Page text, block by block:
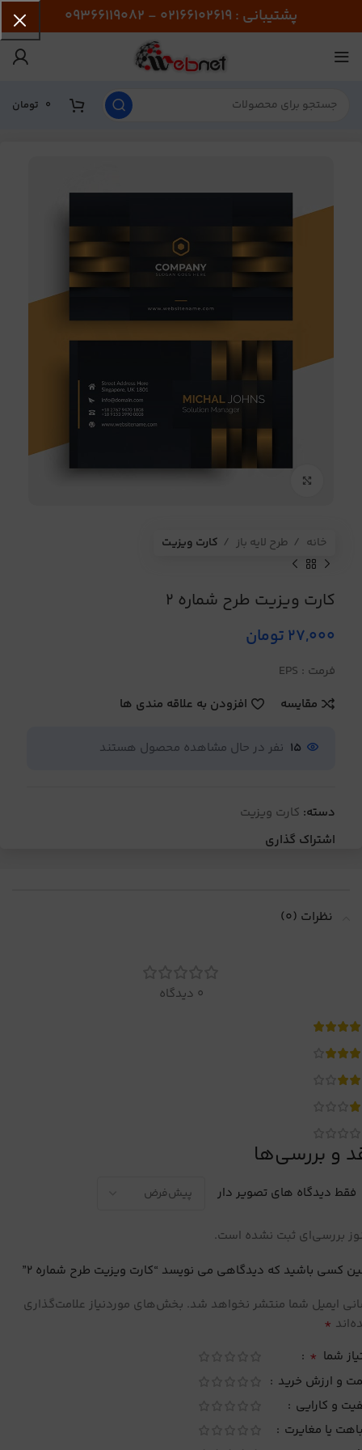
پشتیبانی : 02166102619 - 09366119082
0 تومان
خانه طرح لایه باز کارت ویزیت
کارت ویزیت طرح شماره 2
27,000تومان
فرمت : EPS
مقایسه
افزودن به علاقه مندی ها
15 نفر در حال مشاهده محصول هستند
دسته: کارت ویزیت
اشتراک گذاری
نظرات (0)
0 دیدگاه
و بررسی‌ها
فقط دیدگاه های تصویر دار
بررسی‌ای ثبت نشده است.
کسی باشید که دیدگاهی می نویسد “کارت ویزیت طرح شماره 2”
ایمیل شما منتشر نخواهد شد. بخش‌های موردنیاز علامت‌گذاری
*
شما *
و ارزش خرید
و کارایی
یا مغایرت